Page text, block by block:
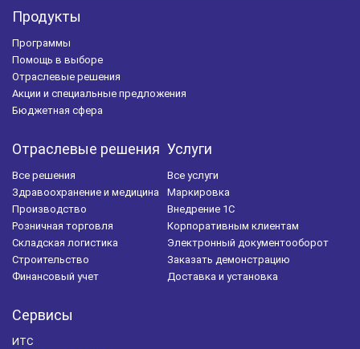
Продукты
Программы
Помощь в выборе
Отраслевые решения
Акции и специальные предложения
Бюджетная сфера
Отраслевые решения
Все решения
Здравоохранение и медицина
Производство
Розничная торговля
Складская логистика
Строительство
Финансовый учет
Услуги
Все услуги
Маркировка
Внедрение 1С
Корпоративным клиентам
Электронный документооборот
Заказать демонстрацию
Доставка и установка
Сервисы
ИТС